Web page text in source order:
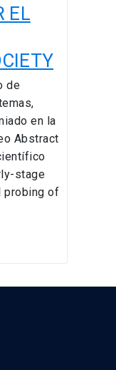
EL
de
en la
Abstract
stage
probing of